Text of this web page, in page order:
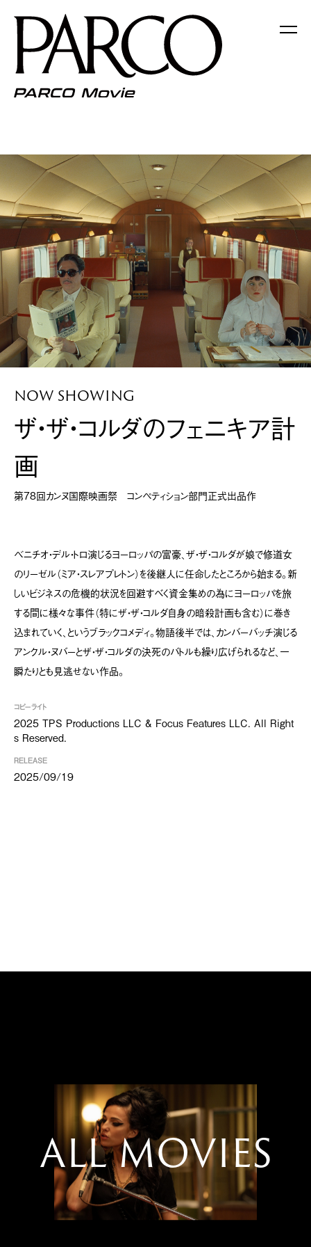
NOW SHOWING
ザ・ザ・コルダのフェニキア計
画
第78回カンヌ国際映画祭 コンペティション部門正式出品作
ベニチオ・デル・トロ演じるヨーロッパの富豪、ザ・ザ・コルダが娘で修道女
のリーゼル（ミア・スレアプレトン）を後継人に任命したところから始まる。新
しいビジネスの危機的状況を回避すべく資金集めの為にヨーロッパを旅
する間に様々な事件（特にザ・ザ・コルダ自身の暗殺計画も含む）に巻き
込まれていく、というブラックコメディ。物語後半では、カンバーバッチ演じる
アンクル・ヌバーとザ・ザ・コルダの決死のバトルも繰り広げられるなど、一
瞬たりとも見逃せない作品。
コピーライト
2025 TPS Productions LLC & Focus Features LLC. All Right
s Reserved.
RELEASE
2025/09/19
ALL MOVIES